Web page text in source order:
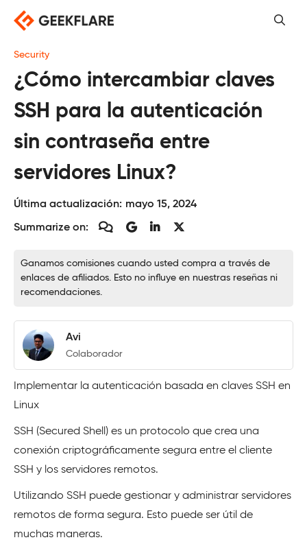
Saltar
contenido
Security
¿Cómo intercambiar claves
SSH para la autenticación
sin contraseña entre
servidores Linux?
Última actualización: mayo 15, 2024
Summarize on:
Ganamos comisiones cuando usted compra a través de
enlaces de afiliados. Esto no influye en nuestras reseñas ni
recomendaciones.
Avi
Colaborador
Implementar la autenticación basada en claves SSH en
Linux
SSH (Secured Shell) es un protocolo que crea una
conexión criptográficamente segura entre el cliente
SSH y los servidores remotos.
Utilizando SSH puede gestionar y administrar servidores
remotos de forma segura. Esto puede ser útil de
muchas maneras.